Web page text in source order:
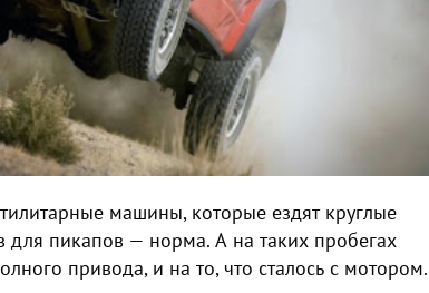
машины, которые ездят круглые
для пикапов — норма. А на таких пробегах
привода, и на то, что сталось с мотором.